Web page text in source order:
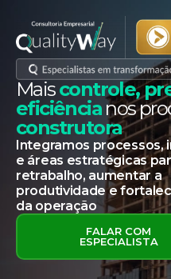
Maiscontrole,
eficiência nos
construtora
Integramos processos,
e áreas estratégicas
retrabalho, aumentar a
produtividade e
da operação
FALAR COM
ESPECIALISTA